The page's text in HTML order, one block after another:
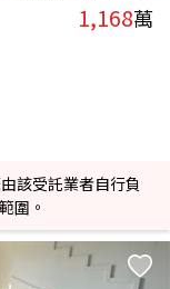
1,168萬
該受託業者自行負
圍。